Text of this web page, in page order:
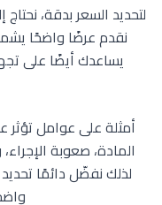
لتحديد السعر بدقة،
نقدم عرضًا واضحًا
يساعدك أيضًا على
أمثلة على عوامل تؤثر
المادة، صعوبة
لذلك نفضّل دائمًا